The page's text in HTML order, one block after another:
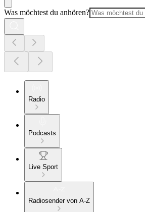
Was möchtest du anhören?
Radio
Podcasts
Live Sport
Radiosender von A-Z